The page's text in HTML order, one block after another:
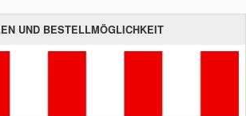
UND BESTELLMÖGLICHKEIT